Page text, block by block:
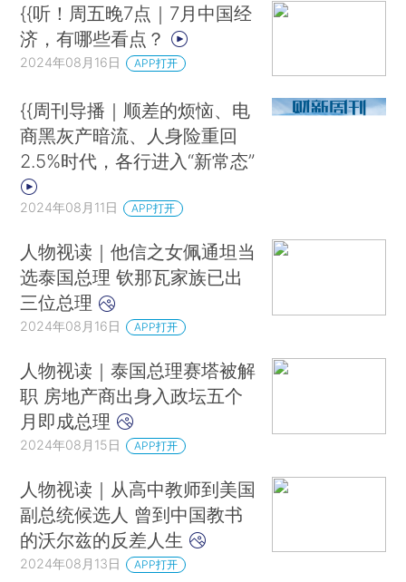
{{听！周五晚7点｜7月中国经
济，有哪些看点？
2024年08月16日 APP打开
{{周刊导播｜顺差的烦恼、电
商黑灰产暗流、人身险重回
2.5%时代，各行进入“新常态”
2024年08月11日 APP打开
人物视读｜他信之女佩通坦当
选泰国总理 钦那瓦家族已出
三位总理
2024年08月16日 APP打开
人物视读｜泰国总理赛塔被解
职 房地产商出身入政坛五个
月即成总理
2024年08月15日 APP打开
人物视读｜从高中教师到美国
副总统候选人 曾到中国教书
的沃尔兹的反差人生
2024年08月13日 APP打开